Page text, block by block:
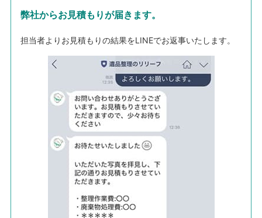
弊社からお見積もりが届きます。
担当者よりお見積もりの結果をLINEでお返事いたします。